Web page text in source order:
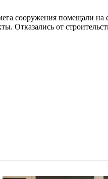
сооружения помещали на
Отказались от